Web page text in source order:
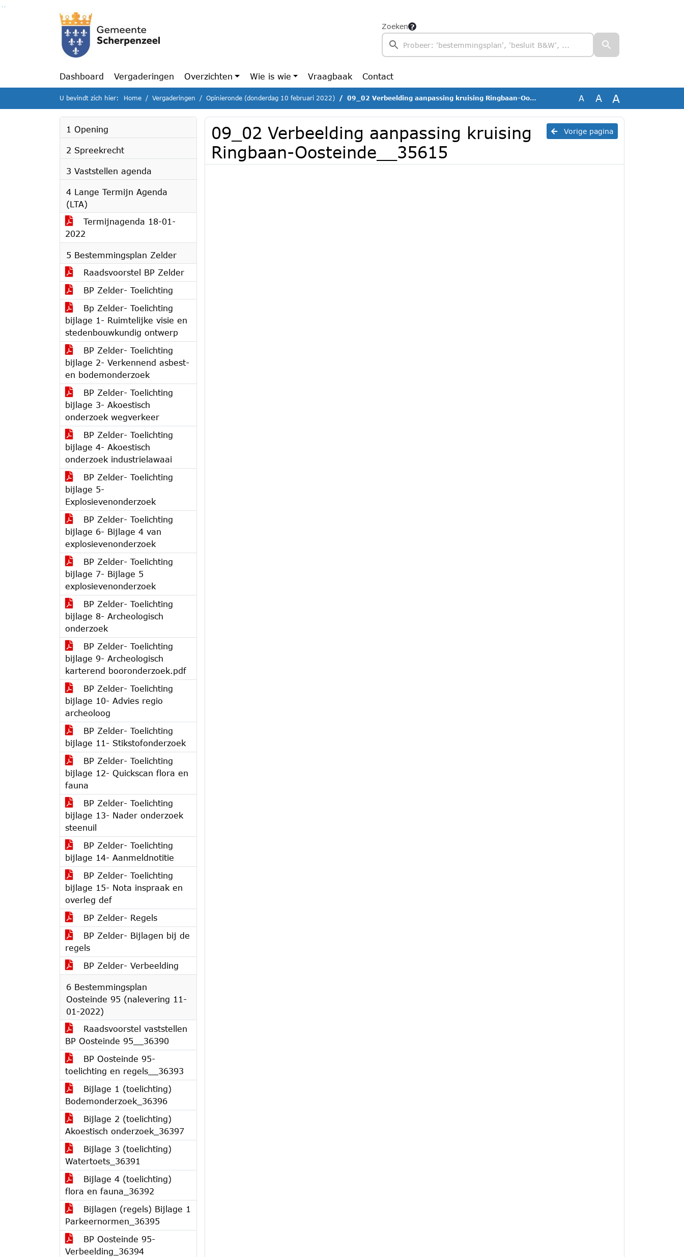
Ga naar de inhoud van deze pagina
Ga naar het zoeken
Ga naar het menu
Zoeken
Dashboard Vergaderingen Overzichten Wie is wie Vraagbaak Contact
U bevindt zich hier: Home Vergaderingen Opinieronde (donderdag 10 februari 2022) 09_02 Verbeelding aanpassing kruising Ringbaan-Oosteinde__35615 A A A
1 Opening
2 Spreekrecht
3 Vaststellen agenda
4 Lange Termijn Agenda
(LTA)
Termijnagenda 18-01-
2022
5 Bestemmingsplan Zelder
Raadsvoorstel BP Zelder
BP Zelder- Toelichting
Bp Zelder- Toelichting
bijlage 1- Ruimtelijke visie en
stedenbouwkundig ontwerp
BP Zelder- Toelichting
bijlage 2- Verkennend asbest-
en bodemonderzoek
BP Zelder- Toelichting
bijlage 3- Akoestisch
onderzoek wegverkeer
BP Zelder- Toelichting
bijlage 4- Akoestisch
onderzoek industrielawaai
BP Zelder- Toelichting
bijlage 5-
Explosievenonderzoek
BP Zelder- Toelichting
bijlage 6- Bijlage 4 van
explosievenonderzoek
BP Zelder- Toelichting
bijlage 7- Bijlage 5
explosievenonderzoek
BP Zelder- Toelichting
bijlage 8- Archeologisch
onderzoek
BP Zelder- Toelichting
bijlage 9- Archeologisch
karterend booronderzoek.pdf
BP Zelder- Toelichting
bijlage 10- Advies regio
archeoloog
BP Zelder- Toelichting
bijlage 11- Stikstofonderzoek
BP Zelder- Toelichting
bijlage 12- Quickscan flora en
fauna
BP Zelder- Toelichting
bijlage 13- Nader onderzoek
steenuil
BP Zelder- Toelichting
bijlage 14- Aanmeldnotitie
BP Zelder- Toelichting
bijlage 15- Nota inspraak en
overleg def
BP Zelder- Regels
BP Zelder- Bijlagen bij de
regels
BP Zelder- Verbeelding
6 Bestemmingsplan
Oosteinde 95 (nalevering 11-
01-2022)
Raadsvoorstel vaststellen
BP Oosteinde 95__36390
BP Oosteinde 95-
toelichting en regels__36393
Bijlage 1 (toelichting)
Bodemonderzoek_36396
Bijlage 2 (toelichting)
Akoestisch onderzoek_36397
Bijlage 3 (toelichting)
Watertoets_36391
Bijlage 4 (toelichting)
flora en fauna_36392
Bijlagen (regels) Bijlage 1
Parkeernormen_36395
BP Oosteinde 95-
Verbeelding_36394
Vorige pagina
09_02 Verbeelding aanpassing kruising
Ringbaan-Oosteinde__35615